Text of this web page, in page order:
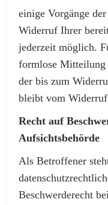
einige Vorgänge
Widerruf Ihrer
jederzeit möglich.
formlose
der bis zum
bleibt vom
Recht auf
Aufsichtsbehörde
Als Betroffener
Beschwerderecht